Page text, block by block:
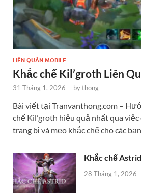
LIÊN QUÂN MOBILE
Khắc chế Kil’groth Liên
31 Tháng 1, 2026 - bythong
Bài viết tại Tranvanthong.com –
chế Kil’groth hiệu quả nhất qua
trang bị và mẹo khắc chế cho các
Khắc chế
28 Tháng 1, 2026